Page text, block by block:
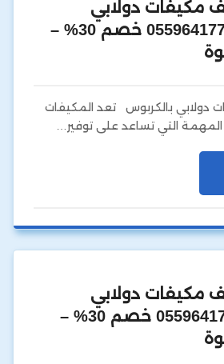
مكيفات دولابي
بالكربوس 0559641775 خصم 30% –
دولابي بالكربوس تعد المكيفات
المهمة التي تساعد على توفير…
مكيفات دولابي
بالظبية 0559641775 خصم 30% –